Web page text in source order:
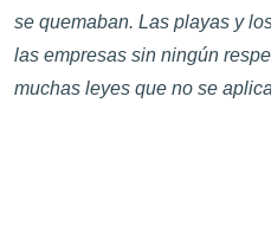
se quemaban. Las playas y
las empresas sin ningún
muchas leyes que no se